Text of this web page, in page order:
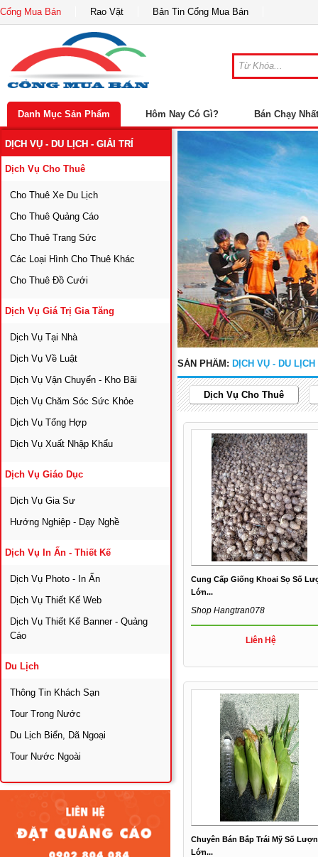
Cổng Mua Bán Rao Vặt Bản Tin Cổng Mua Bán
Danh Mục Sản Phẩm Hôm Nay Có Gì? Bán Chạy Nhất
DỊCH VỤ - DU LỊCH - GIẢI TRÍ
Dịch Vụ Cho Thuê
Cho Thuê Xe Du Lịch
Cho Thuê Quảng Cáo
Cho Thuê Trang Sức
Các Loại Hình Cho Thuê Khác
Cho Thuê Đồ Cưới
Dịch Vụ Giá Trị Gia Tăng
Dịch Vụ Tại Nhà
Dịch Vụ Về Luật
Dịch Vụ Vận Chuyển - Kho Bãi
Dịch Vụ Chăm Sóc Sức Khỏe
Dịch Vụ Tổng Hợp
Dịch Vụ Xuất Nhập Khẩu
Dịch Vụ Giáo Dục
Dịch Vụ Gia Sư
Hướng Nghiệp - Dạy Nghề
Dịch Vụ In Ấn - Thiết Kế
Dịch Vụ Photo - In Ấn
Dịch Vụ Thiết Kế Web
Dịch Vụ Thiết Kế Banner - Quảng
Cáo
Du Lịch
Thông Tin Khách Sạn
Tour Trong Nước
Du Lịch Biển, Dã Ngoại
Tour Nước Ngoài
SẢN PHẨM: DỊCH VỤ - DU
Dịch Vụ Cho Thuê
Cung Cấp Giống Khoai Sọ Số
Lớn...
Shop Hangtran078
Liên Hệ
Chuyên Bán Bắp Trái Mỹ Số
Lớn...